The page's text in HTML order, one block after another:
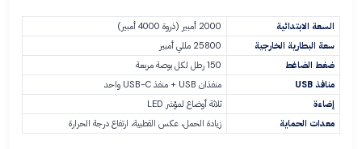
السعة الابتدائية
2000 أمبير (ذروة 4000 أمبير)
سعة البطارية الخارجية
25800 مللي أمبير
ضغط الضاغط
150 رطل لكل بوصة مربعة
منافذ USB
منفذان USB + منفذ USB-C واحد
إضاءة
ثلاثة أوضاع لمؤشر LED
معدات الحماية
زيادة الحمل، عكس القطبية، ارتفاع درجة الحرارة